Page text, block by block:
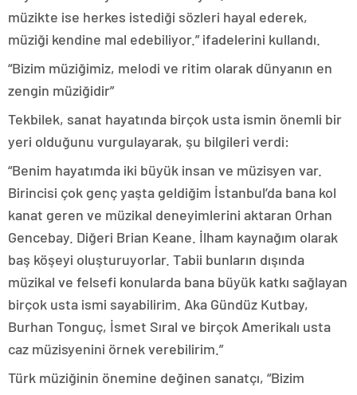
müzikte ise herkes istediği sözleri hayal ederek,
müziği kendine mal edebiliyor.” ifadelerini kullandı.
“Bizim müziğimiz, melodi ve ritim olarak dünyanın en
zengin müziğidir”
Tekbilek, sanat hayatında birçok usta ismin önemli bir
yeri olduğunu vurgulayarak, şu bilgileri verdi:
“Benim hayatımda iki büyük insan ve müzisyen var.
Birincisi çok genç yaşta geldiğim İstanbul’da bana kol
kanat geren ve müzikal deneyimlerini aktaran Orhan
Gencebay. Diğeri Brian Keane. İlham kaynağım olarak
baş köşeyi oluşturuyorlar. Tabii bunların dışında
müzikal ve felsefi konularda bana büyük katkı sağlayan
birçok usta ismi sayabilirim. Aka Gündüz Kutbay,
Burhan Tonguç, İsmet Sıral ve birçok Amerikalı usta
caz müzisyenini örnek verebilirim.”
Türk müziğinin önemine değinen sanatçı, “Bizim